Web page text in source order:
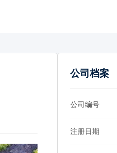
公司档案
公司编号
注册日期